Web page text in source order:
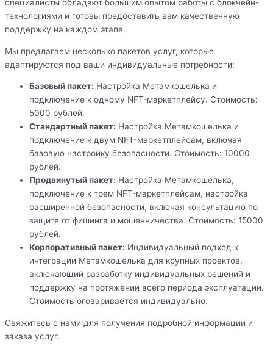
специалисты обладают большим опытом работы с блокчейн-
технологиями и готовы предоставить вам качественную
поддержку на каждом этапе.
Мы предлагаем несколько пакетов услуг, которые
адаптируются под ваши индивидуальные потребности:
Базовый пакет: Настройка Метамкошелька и
подключение к одному NFT-маркетплейсу. Стоимость:
5000 рублей.
Стандартный пакет: Настройка Метамкошелька и
подключение к двум NFT-маркетплейсам, включая
базовую настройку безопасности. Стоимость: 10000
рублей.
Продвинутый пакет: Настройка Метамкошелька,
подключение к трем NFT-маркетплейсам, настройка
расширенной безопасности, включая консультацию по
защите от фишинга и мошенничества. Стоимость: 15000
рублей.
Корпоративный пакет: Индивидуальный подход к
интеграции Метамкошелька для крупных проектов,
включающий разработку индивидуальных решений и
поддержку на протяжении всего периода эксплуатации.
Стоимость оговаривается индивидуально.
Свяжитесь с нами для получения подробной информации и
заказа услуг.